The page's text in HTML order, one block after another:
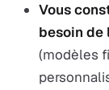
Vous
besoin de
(modèles